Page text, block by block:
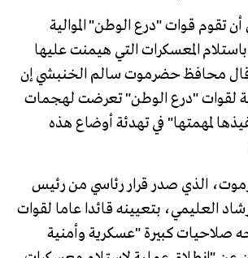
أن تقوم قوات "درع الوطن" الموالية
المعسكرات التي هيمنت عليها
قال محافظ حضرموت سالم الخنبشي إن
لقوات "درع الوطن" تعرضت لهجمات
لمهمتها" في تهدئة أوضاع هذه
الذي صدر قرار رئاسي من رئيس
العليمي، بتعيينه قائدا عاما لقوات
صلاحيات كبيرة "عسكرية وأمنية